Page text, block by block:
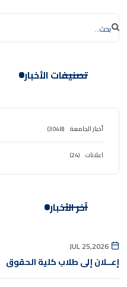
تصنيفات الأخبار
أخبار الجامعة (3048)
اعلانات (24)
آخر الأخبار
JUL 25,2026
إعــلان إلى طلاب كلية الحقوق